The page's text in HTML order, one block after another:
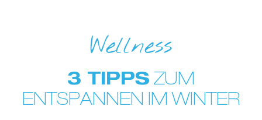
Wellness
3 TIPPS ZUM
ENTSPANNEN IM WINTER